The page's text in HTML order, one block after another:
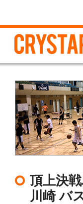
頂上決
川崎 バ